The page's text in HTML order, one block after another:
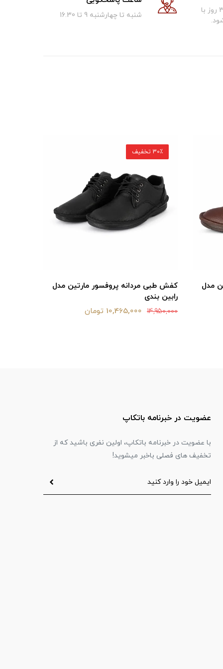
کالای فروخته شده تا 30 روز با
شنبه تا چهارشنبه 9 تا 16.30
مدل
کفش طبی مردانه پروفسور مارتین مدل
رابین بندی
14,950,000 10,465,000 تومان
30٪ تخفیف
عضویت در خبرنامه باتکاپ
با عضویت در خبرنامه باتکاپ، اولین نفری باشید که از
تخفیف های فصلی باخبر میشوید!